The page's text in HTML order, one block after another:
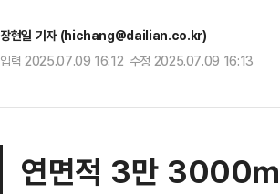
장현일 기자 (hichang@dailian.co.kr)
입력 2025.07.09 16:12 수정 2025.07.09 16:13
연면적 3만 3000